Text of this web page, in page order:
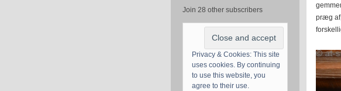
Join 28 other subscribers
Privacy & Cookies: This site
uses cookies. By continuing
to use this website, you
agree to their use.
præg